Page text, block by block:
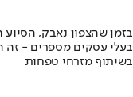
בזמן שהצפון נאבק, הסיוע
בעלי עסקים מספרים - זה
בשיתוף מזרחי טפחות